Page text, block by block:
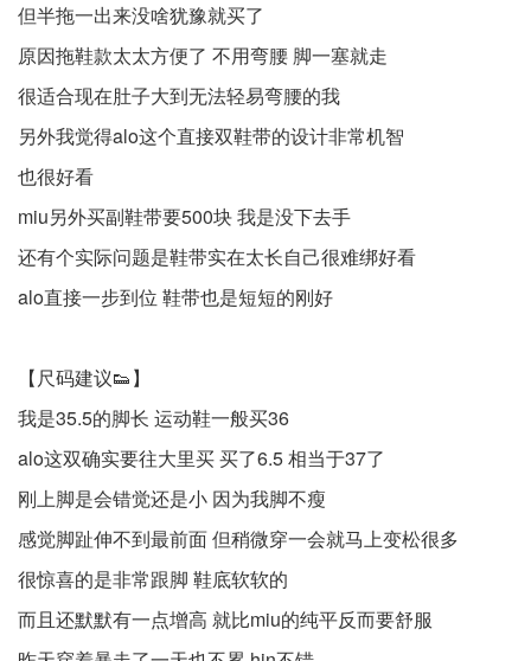
但半拖一出来没啥犹豫就买了
原因拖鞋款太太方便了 不用弯腰 脚一塞就走
很适合现在肚子大到无法轻易弯腰的我
另外我觉得alo这个直接双鞋带的设计非常机智
也很好看
miu另外买副鞋带要500块 我是没下去手
还有个实际问题是鞋带实在太长自己很难绑好看
alo直接一步到位 鞋带也是短短的刚好
【尺码建议👟】
我是35.5的脚长 运动鞋一般买36
alo这双确实要往大里买 买了6.5 相当于37了
刚上脚是会错觉还是小 因为我脚不瘦
感觉脚趾伸不到最前面 但稍微穿一会就马上变松很多
很惊喜的是非常跟脚 鞋底软软的
而且还默默有一点增高 就比miu的纯平反而要舒服